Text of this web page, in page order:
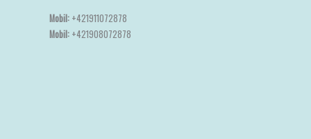
Mobil: +421911072878
Mobil: +421908072878